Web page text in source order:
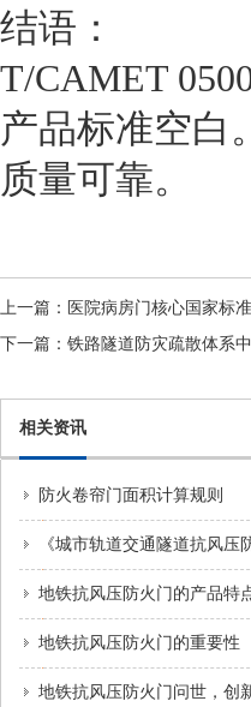
结语：
T/CAMET
产品标准空白
质量可靠。
上一篇： 医院病房门核心国家标
下一篇： 铁路隧道防灾疏散体系
相关资讯
防火卷帘门面积计算规则
地铁抗风压防火门的产品特
地铁抗风压防火门的重要性
地铁抗风压防火门问世，创